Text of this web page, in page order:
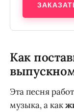
Как
Эта песня
музыка, а как